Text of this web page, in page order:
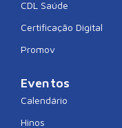
CDL Saúde
Certificação Digital
Promov
Eventos
Calendário
Hinos